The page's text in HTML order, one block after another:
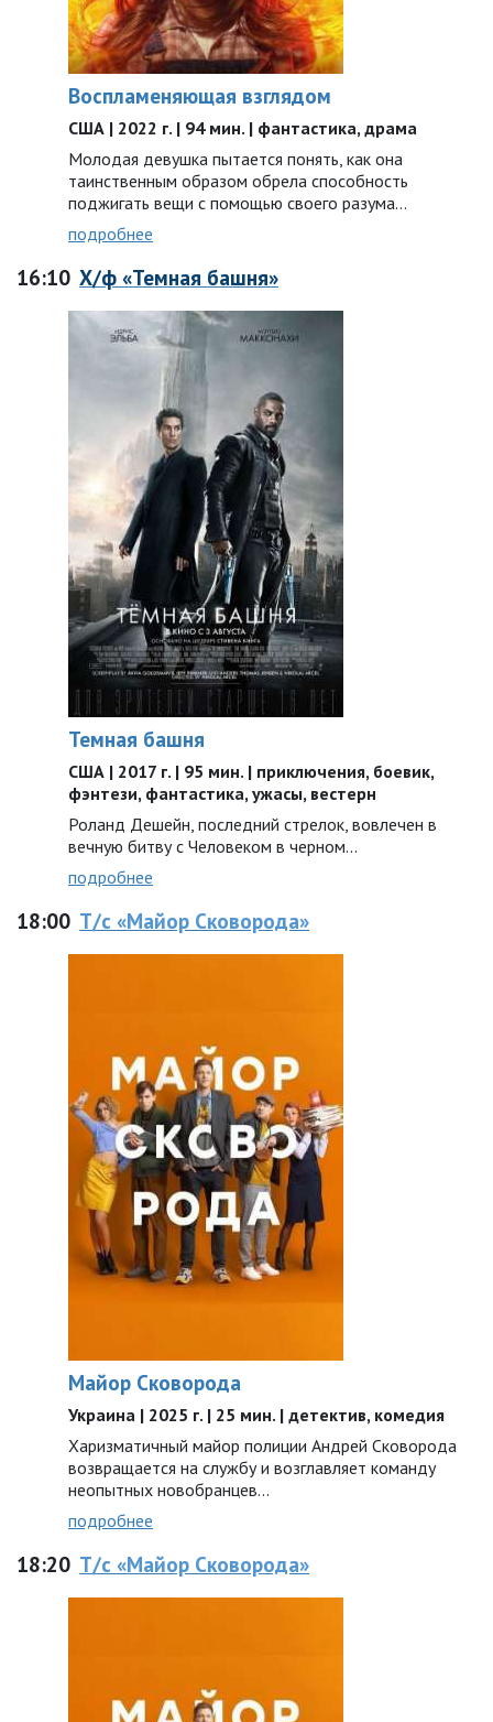
Воспламеняющая взглядом
США | 2022 г. | 94 мин. | фантастика, драма
Молодая девушка пытается понять, как она
таинственным образом обрела способность
поджигать вещи с помощью своего разума…
подробнее
16:10 Х/ф «Темная башня»
Темная башня
США | 2017 г. | 95 мин. | приключения, боевик,
фэнтези, фантастика, ужасы, вестерн
Роланд Дешейн, последний стрелок, вовлечен в
вечную битву с Человеком в черном…
подробнее
18:00 Т/с «Майор Сковорода»
Майор Сковорода
Украина | 2025 г. | 25 мин. | детектив, комедия
Харизматичный майор полиции Андрей Сковорода
возвращается на службу и возглавляет команду
неопытных новобранцев…
подробнее
18:20 Т/с «Майор Сковорода»